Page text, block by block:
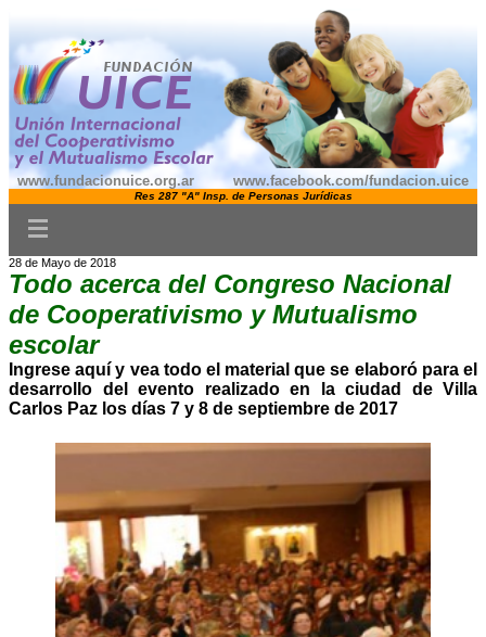
www.fundacionuice.org.ar www.facebook.com/fundacion.uice
Res 287 "A" Insp. de Personas Jurídicas
28 de Mayo de 2018
Todo acerca del Congreso Nacional
de Cooperativismo y Mutualismo
escolar
Ingrese aquí y vea todo el material que se elaboró para el
desarrollo del evento realizado en la ciudad de Villa
Carlos Paz los días 7 y 8 de septiembre de 2017